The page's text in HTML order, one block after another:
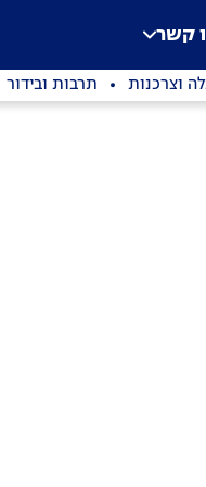
קשר
וצרכנות תרבות ובידור